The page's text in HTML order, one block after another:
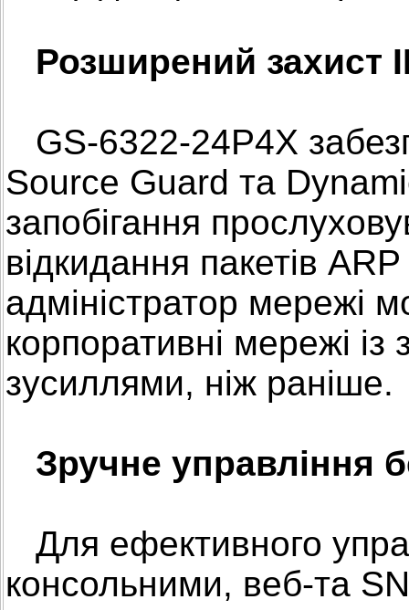
Розширений захист
GS-6322-24P4X
Source Guard та
запобігання
відкидання пакетів
адміністратор мережі
корпоративні мережі
зусиллями, ніж раніше.
Зручне управління
Для ефективного
консольними, веб-та